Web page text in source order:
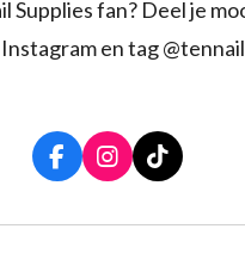
Supplies fan? Deel je
en tag
F
a
I
n
T
i